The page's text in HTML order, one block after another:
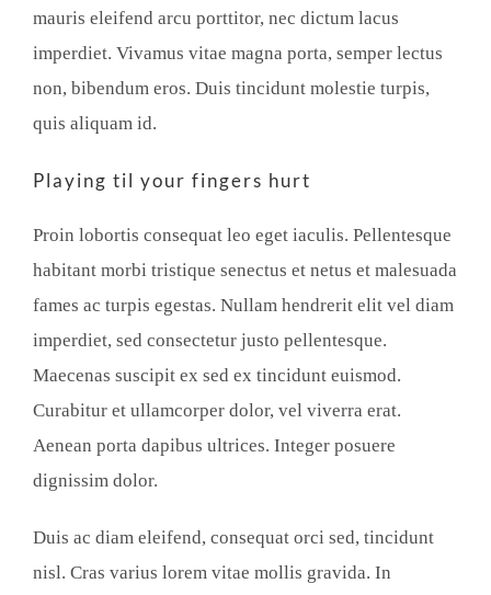
mauris eleifend arcu porttitor, nec dictum lacus
imperdiet. Vivamus vitae magna porta, semper lectus
non, bibendum eros. Duis tincidunt molestie turpis,
quis aliquam id.
Playing til your fingers hurt
Proin lobortis consequat leo eget iaculis. Pellentesque
habitant morbi tristique senectus et netus et malesuada
fames ac turpis egestas. Nullam hendrerit elit vel diam
imperdiet, sed consectetur justo pellentesque.
Maecenas suscipit ex sed ex tincidunt euismod.
Curabitur et ullamcorper dolor, vel viverra erat.
Aenean porta dapibus ultrices. Integer posuere
dignissim dolor.
Duis ac diam eleifend, consequat orci sed, tincidunt
nisl. Cras varius lorem vitae mollis gravida. In